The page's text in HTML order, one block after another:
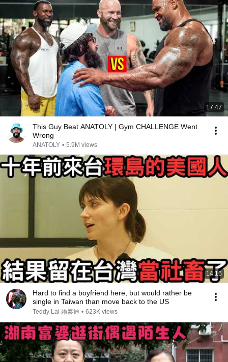
17:47
This Guy Beat ANATOLY | Gym CHALLENGE Went
Wrong
ANATOLY • 5.9M views
14:16
Hard to find a boyfriend here, but would rather be
single in Taiwan than move back to the US
Teddy Lai 賴泰迪 • 623K views